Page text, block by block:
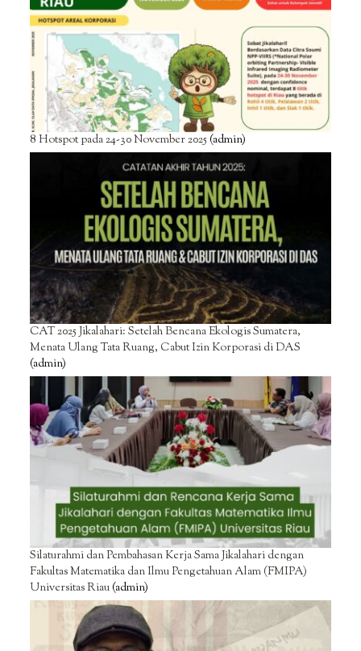
8 Hotspot pada 24-30 November 2025(admin)
CAT 2025 Jikalahari: Setelah Bencana Ekologis Sumatera,
Menata Ulang Tata Ruang, Cabut Izin Korporasi di DAS
(admin)
Silaturahmi dan Pembahasan Kerja Sama Jikalahari dengan
Fakultas Matematika dan Ilmu Pengetahuan Alam (FMIPA)
Universitas Riau(admin)